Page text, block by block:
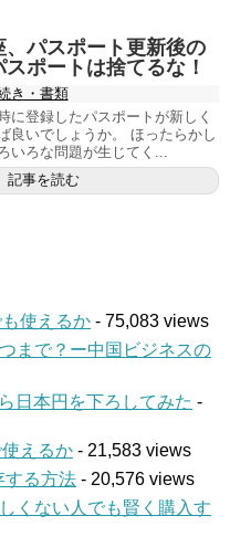
、パスポート更新後の
ポートは捨てるな！
き・書類
に登録したパスポートが新しく
良いでしょうか。 ほったらかし
いろな問題が生じてく...
記事を読む
使えるか - 75,083 views
まで？ー中国ビジネスの
日本円を下ろしてみた -
えるか - 21,583 views
する方法 - 20,576 views
くない人でも賢く購入す